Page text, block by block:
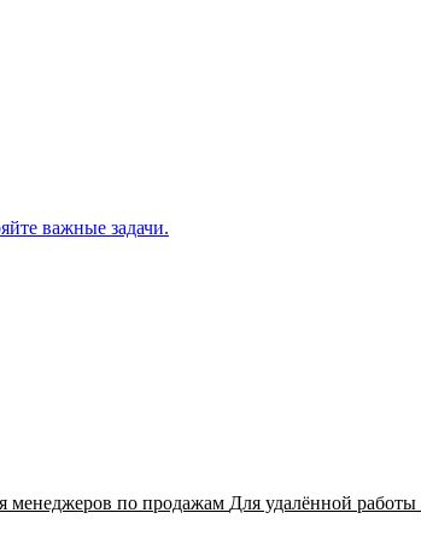
важные задачи.
менеджеров по продажам Для удалённой работы